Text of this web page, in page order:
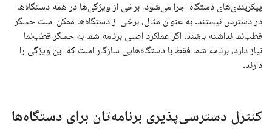
پیکربندی‌های دستگاه اجرا می‌شود، برخی از ویژگی‌ها در همه دستگاه‌ها
در دسترس نیستند. به عنوان مثال، برخی از دستگاه‌ها ممکن است حسگر
قطب‌نما نداشته باشند. اگر عملکرد اصلی برنامه شما به حسگر قطب‌نما
نیاز دارد، برنامه شما فقط با دستگاه‌هایی سازگار است که این ویژگی را
دارند.
کنترل دسترسی‌پذیری برنامه‌تان برای دستگاه‌ها